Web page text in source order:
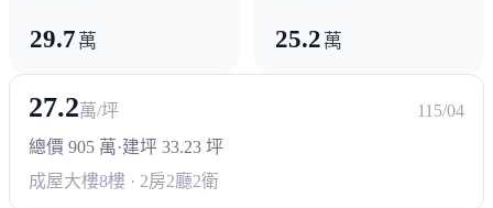
醫療機構
政府機構
農會 派出所
29.7 萬 25.2 萬
27.2萬/坪
115/04
總價 905 萬·建坪 33.23 坪
成屋大樓8樓 · 2房2廳2衛